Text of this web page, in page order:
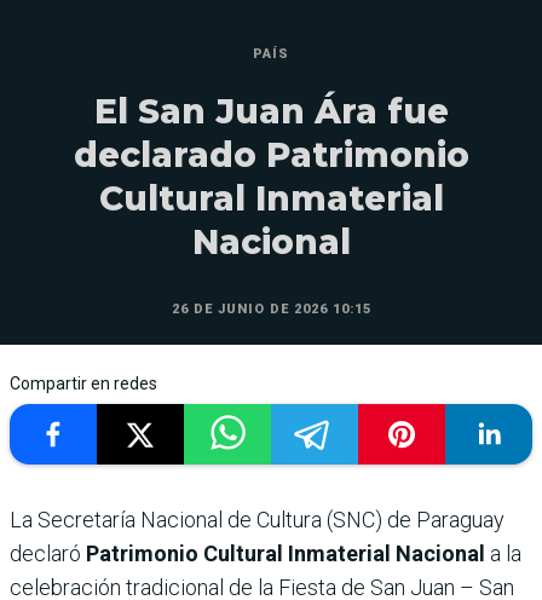
PAÍS
El San Juan Ára fue
declarado Patrimonio
Cultural Inmaterial
Nacional
26 DE JUNIO DE 2026 10:15
Compartir en redes
La Secretaría Nacional de Cultura (SNC) de Paraguay
declaró Patrimonio Cultural Inmaterial Nacional a la
celebración tradicional de la Fiesta de San Juan – San